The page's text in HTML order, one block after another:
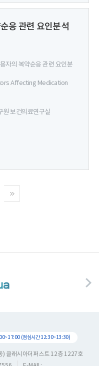
응 관련 요인분석
자의 복약순응 관련 요인분
Affecting Medication
원 보건의료연구실
(점심시간 12:30~13:30)
) 클래시아더퍼스트 12층 1227호